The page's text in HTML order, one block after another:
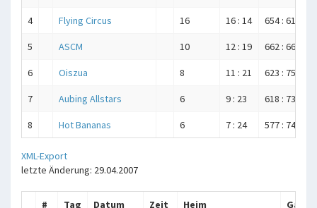
4 Flying Circus 16 16 : 14 654 : 619
5 ASCM 10 12 : 19 662 : 669
6 Oiszua 8 11 : 21 623 : 752
7 Aubing Allstars 6 9 : 23 618 : 730
8 Hot Bananas 6 7 : 24 577 : 741
XML-Export
letzte Änderung: 29.04.2007
# Tag Datum Zeit Heim Gast